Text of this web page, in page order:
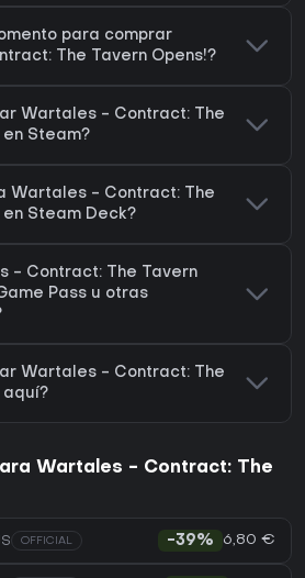
para comprar
The Tavern Opens!?
Wartales - Contract: The
en Steam?
Wartales - Contract: The
en Steam Deck?
- Contract: The Tavern
Pass u otras
Wartales - Contract: The
aquí?
Wartales - Contract: The
OFFICIAL -39% 6,80 €